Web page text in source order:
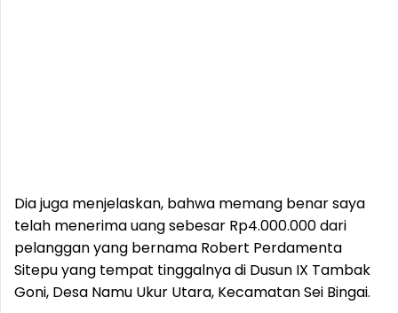
Dia juga menjelaskan, bahwa memang benar saya
telah menerima uang sebesar Rp4.000.000 dari
pelanggan yang bernama Robert Perdamenta
Sitepu yang tempat tinggalnya di Dusun IX Tambak
Goni, Desa Namu Ukur Utara, Kecamatan Sei Bingai.